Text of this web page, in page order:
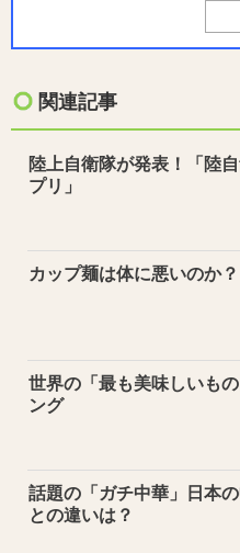
関連記事
陸上自衛隊が発表！「陸
プリ」
カップ麺は体に悪いのか？
世界の「最も美味しいも
ング
話題の「ガチ中華」日本
との違いは？